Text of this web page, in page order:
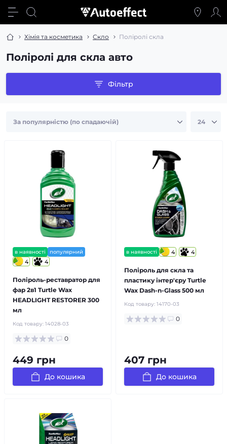
Хімія та косметика Скло Поліролі скла
Поліролі для скла авто
Фільтр
в наявності популярний
4 4
Поліроль-реставратор для
фар 2в1 Turtle Wax
HEADLIGHT RESTORER 300
мл
Код товару: 14028-03
0
449 грн
До кошика
в наявності 4 4
Поліроль для скла та
пластику інтер'єру Turtle
Wax Dash-n-Glass 500 мл
Код товару: 14170-03
0
407 грн
До кошика